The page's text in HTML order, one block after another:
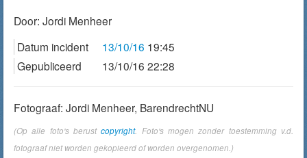
Door: Jordi Menheer
Datum incident
13/10/16 19:45
Gepubliceerd
13/10/16 22:28
Fotograaf: Jordi Menheer, BarendrechtNU
(Op alle foto's berustcopyright. Foto's mogen zonder toestemming v.d.
fotograaf niet worden gekopieerd of worden overgenomen.)